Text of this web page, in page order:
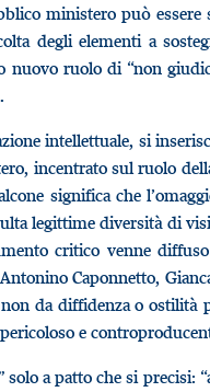
ministero può essere
degli elementi a
ruolo di “non
.
intellettuale, si
incentrato sul ruolo
significa che
legittime diversità di
critico venne
Caponnetto,
da diffidenza o ostilità
e
a patto che si precisi: